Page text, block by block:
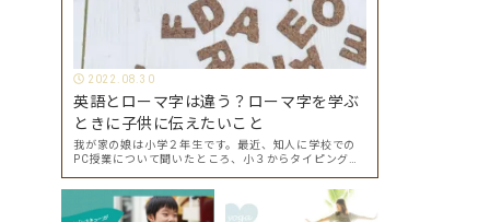
2022.08.30
英語とローマ字は違う？ローマ字を学ぶ
ときに子供に伝えたいこと
我が家の娘は小学２年生です。最近、知人に学校での
PC授業について聞いたところ、小３からタイピングを
よ、ということでした。 その話を聞いた娘は「私もや
ってみたい」ということでタイピングを始めたので…